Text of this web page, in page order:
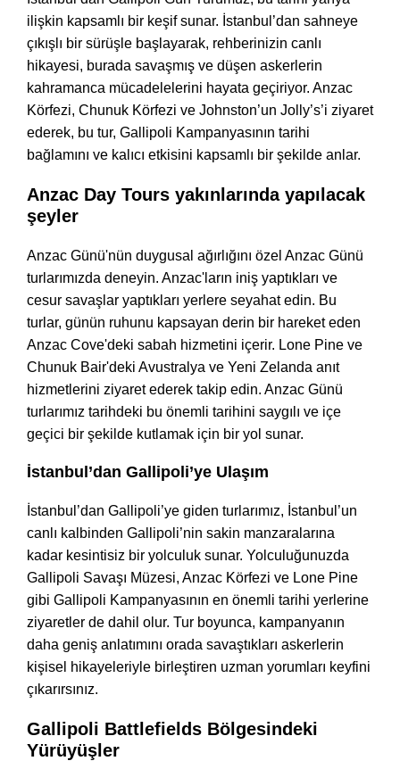
ilişkin kapsamlı bir keşif sunar. İstanbul’dan sahneye
çıkışlı bir sürüşle başlayarak, rehberinizin canlı
hikayesi, burada savaşmış ve düşen askerlerin
kahramanca mücadelelerini hayata geçiriyor. Anzac
Körfezi, Chunuk Körfezi ve Johnston’un Jolly’s’i ziyaret
ederek, bu tur, Gallipoli Kampanyasının tarihi
bağlamını ve kalıcı etkisini kapsamlı bir şekilde anlar.
Anzac Day Tours yakınlarında yapılacak
şeyler
Anzac Günü'nün duygusal ağırlığını özel Anzac Günü
turlarımızda deneyin. Anzac'ların iniş yaptıkları ve
cesur savaşlar yaptıkları yerlere seyahat edin. Bu
turlar, günün ruhunu kapsayan derin bir hareket eden
Anzac Cove'deki sabah hizmetini içerir. Lone Pine ve
Chunuk Bair'deki Avustralya ve Yeni Zelanda anıt
hizmetlerini ziyaret ederek takip edin. Anzac Günü
turlarımız tarihdeki bu önemli tarihini saygılı ve içe
geçici bir şekilde kutlamak için bir yol sunar.
İstanbul’dan Gallipoli’ye Ulaşım
İstanbul’dan Gallipoli’ye giden turlarımız, İstanbul’un
canlı kalbinden Gallipoli’nin sakin manzaralarına
kadar kesintisiz bir yolculuk sunar. Yolculuğunuzda
Gallipoli Savaşı Müzesi, Anzac Körfezi ve Lone Pine
gibi Gallipoli Kampanyasının en önemli tarihi yerlerine
ziyaretler de dahil olur. Tur boyunca, kampanyanın
daha geniş anlatımını orada savaştıkları askerlerin
kişisel hikayeleriyle birleştiren uzman yorumları keyfini
çıkarırsınız.
Gallipoli Battlefields Bölgesindeki
Yürüyüşler